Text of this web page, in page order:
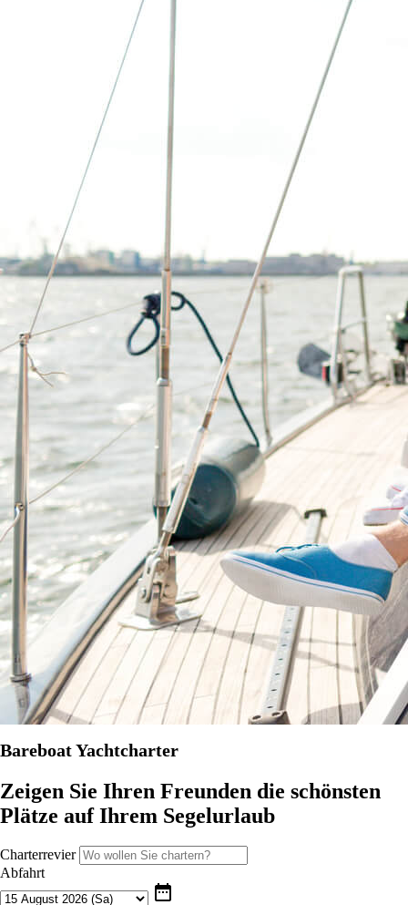
Bareboat Yachtcharter
Zeigen Sie Ihren Freunden die schönsten
Plätze auf Ihrem Segelurlaub
Charterrevier
Abfahrt
date_range